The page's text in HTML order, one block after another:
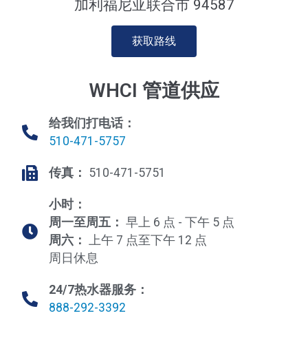
加利福尼亚联合市 94587
获取路线
WHCI 管道供应
给我们打电话：
510-471-5757
传真： 510-471-5751
小时：
周一至周五：早上 6 点 - 下午 5 点
周六： 上午 7 点至下午 12 点
周日休息
24/7热水器服务：
888-292-3392